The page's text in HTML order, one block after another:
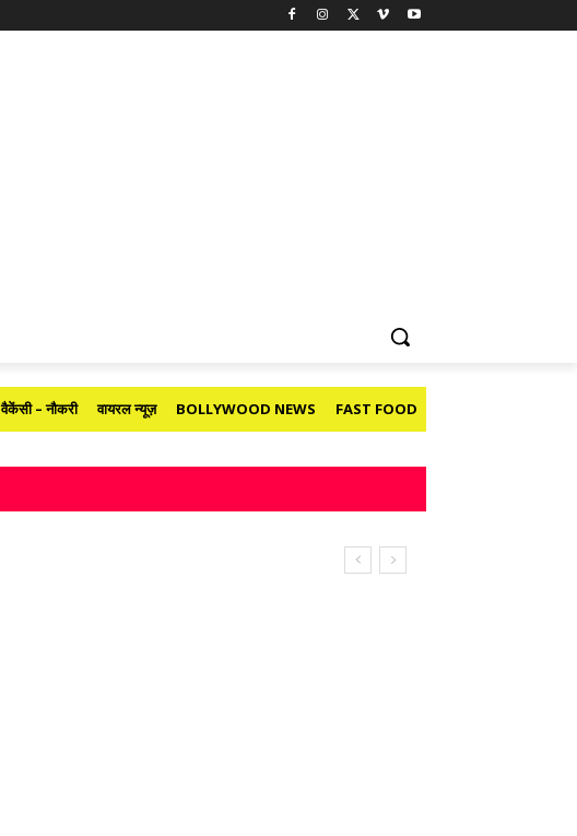
वैकेंसी – नौकरी वायरल न्यूज़ BOLLYWOOD NEWS FAST FOOD